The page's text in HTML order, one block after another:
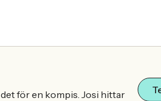
för en kompis. Josi hittar